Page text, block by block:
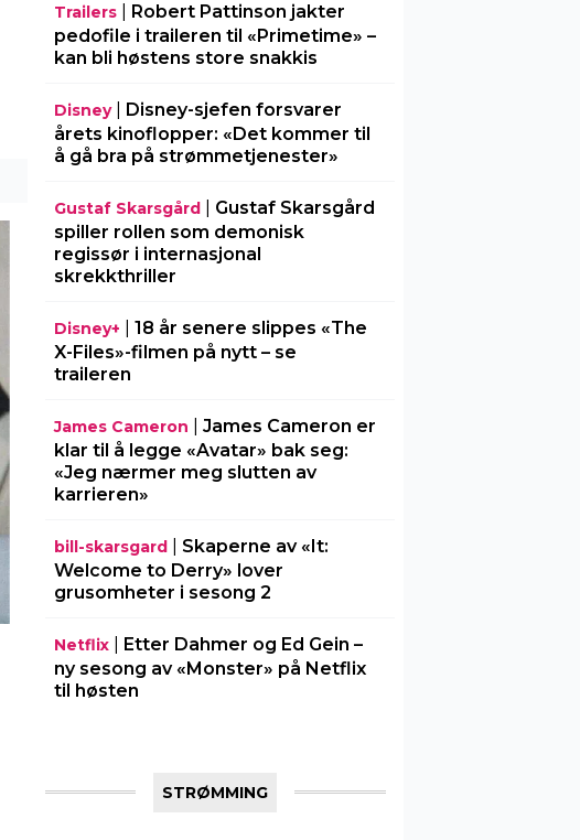
Trailers| Robert Pattinson jakter
pedofile i traileren til «Primetime» –
kan bli høstens store snakkis
Disney| Disney-sjefen forsvarer
årets kinoflopper: «Det kommer til
å gå bra på strømmetjenester»
Gustaf Skarsgård| Gustaf Skarsgård
spiller rollen som demonisk
regissør i internasjonal
skrekkthriller
Disney+
18 år senere slippes «The
X-Files»-filmen på nytt – se
traileren
James Cameron
James Cameron er
klar til å legge «Avatar» bak seg:
«Jeg nærmer meg slutten av
karrieren»
bill-skarsgard| Skaperne av «It:
Welcome to Derry» lover
grusomheter i sesong 2
Netflix| Etter Dahmer og Ed Gein –
ny sesong av «Monster» på Netflix
til høsten
STRØMMING